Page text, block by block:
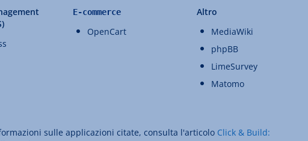
E-commerce
OpenCart
Altro
MediaWiki
phpBB
LimeSurvey
Matomo
sulle applicazioni citate, consulta l'articolo Click & Build: